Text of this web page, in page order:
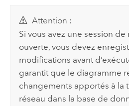
Attention :
Si vous avez une session
ouverte, vous devez
modifications avant
garantit que le diagramme
changements apportés à la
réseau dans la base de